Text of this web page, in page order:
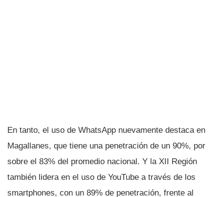
En tanto, el uso de WhatsApp nuevamente destaca en
Magallanes, que tiene una penetración de un 90%, por
sobre el 83% del promedio nacional. Y la XII Región
también lidera en el uso de YouTube a través de los
smartphones, con un 89% de penetración, frente al